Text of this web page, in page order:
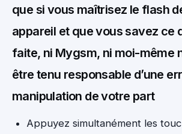
que si vous maîtrisez le flash
appareil et que vous savez ce
faite, ni Mygsm, ni moi-même
être tenu responsable d’une
manipulation de votre part
Appuyez simultanément les